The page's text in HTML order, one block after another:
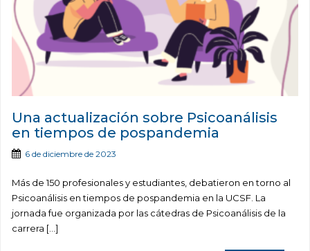
Una actualización sobre Psicoanálisis
en tiempos de pospandemia
6 de diciembre de 2023
Más de 150 profesionales y estudiantes, debatieron en torno al
Psicoanálisis en tiempos de pospandemia en la UCSF. La
jornada fue organizada por las cátedras de Psicoanálisis de la
carrera […]